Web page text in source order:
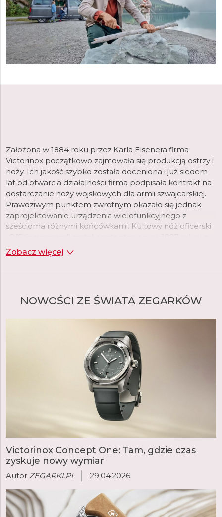
Założona w 1884 roku przez Karla Elsenera firma
Victorinox początkowo zajmowała się produkcją ostrzy i
noży. Ich jakość szybko została doceniona i już siedem
lat od otwarcia działalności firma podpisała kontrakt na
dostarczanie noży wojskowych dla armii szwajcarskiej.
Prawdziwym punktem zwrotnym okazało się jednak
zaprojektowanie urządzenia wielofunkcyjnego z
sześcioma różnymi końcówkami. Kultowy nóż oficerski
miejsca stając się wizytówką marki, pozwalając jej na
zaistnienie na rynkach światowych.
Zobacz więcej
NOWOŚCI ZE ŚWIATA ZEGARKÓW
Victorinox Concept One: Tam, gdzie czas
zyskuje nowy wymiar
Autor ZEGARKI.PL 29.04.2026